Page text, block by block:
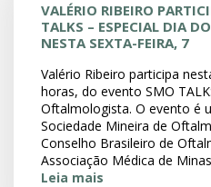
VALÉRIO RIBEIRO
TALKS – ESPECIAL DIA
NESTA SEXTA-FEIRA, 7
Valério Ribeiro participa
horas, do evento SMO
Oftalmologista. O evento é
Sociedade Mineira de
Conselho Brasileiro de
Associação Médica de
Leia mais